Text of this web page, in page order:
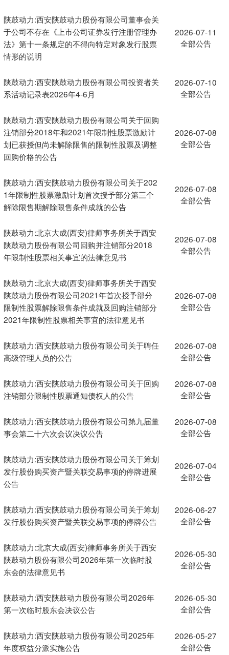
陕鼓动力:西安陕鼓动力股份有限公司董事会关
于公司不存在《上市公司证券发行注册管理办
法》第十一条规定的不得向特定对象发行股票
情形的说明
2026-07-11
全部公告
陕鼓动力:西安陕鼓动力股份有限公司投资者关
系活动记录表2026年4-6月
2026-07-10
全部公告
陕鼓动力:西安陕鼓动力股份有限公司关于回购
注销部分2018年和2021年限制性股票激励计
划已获授但尚未解除限售的限制性股票及调整
回购价格的公告
2026-07-08
全部公告
陕鼓动力:西安陕鼓动力股份有限公司关于202
1年限制性股票激励计划首次授予部分第三个
解除限售期解除限售条件成就的公告
2026-07-08
全部公告
陕鼓动力:北京大成(西安)律师事务所关于西安
陕鼓动力股份有限公司回购并注销部分2018
年限制性股票相关事宜的法律意见书
2026-07-08
全部公告
陕鼓动力:北京大成(西安)律师事务所关于西安
陕鼓动力股份有限公司2021年首次授予部分
限制性股票解除限售条件成就及回购注销部分
2021年限制性股票相关事宜的法律意见书
2026-07-08
全部公告
陕鼓动力:西安陕鼓动力股份有限公司关于聘任
高级管理人员的公告
2026-07-08
全部公告
陕鼓动力:西安陕鼓动力股份有限公司关于回购
注销部分限制性股票通知债权人的公告
2026-07-08
全部公告
陕鼓动力:西安陕鼓动力股份有限公司第九届董
事会第二十六次会议决议公告
2026-07-08
全部公告
陕鼓动力:西安陕鼓动力股份有限公司关于筹划
发行股份购买资产暨关联交易事项的停牌进展
公告
2026-07-04
全部公告
陕鼓动力:西安陕鼓动力股份有限公司关于筹划
发行股份购买资产暨关联交易事项的停牌公告
2026-06-27
全部公告
陕鼓动力:北京大成(西安)律师事务所关于西安
陕鼓动力股份有限公司2026年第一次临时股
东会的法律意见书
2026-05-30
全部公告
陕鼓动力:西安陕鼓动力股份有限公司2026年
第一次临时股东会决议公告
2026-05-30
全部公告
陕鼓动力:西安陕鼓动力股份有限公司2025年
年度权益分派实施公告
2026-05-27
全部公告